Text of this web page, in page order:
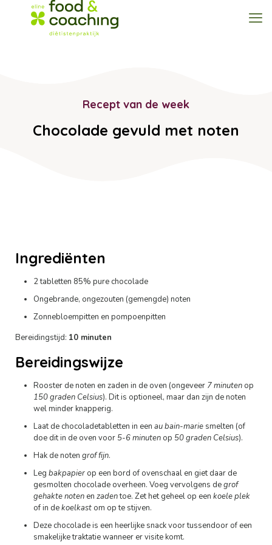
Recept van de week
Chocolade gevuld met noten
Ingrediënten
2 tabletten 85% pure chocolade
Ongebrande, ongezouten (gemengde) noten
Zonnebloempitten en pompoenpitten
Bereidingstijd: 10 minuten
Bereidingswijze
Rooster de noten en zaden in de oven (ongeveer 7 minuten op
150 graden Celsius). Dit is optioneel, maar dan zijn de noten
wel minder knapperig.
Laat de chocoladetabletten in een au bain-marie smelten (of
doe dit in de oven voor 5-6 minuten op 50 graden Celsius).
Hak de noten grof fijn.
Leg bakpapier op een bord of ovenschaal en giet daar de
gesmolten chocolade overheen. Voeg vervolgens degrof
gehakte noten en zadentoe. Zet het geheel op een koele plek
of in dekoelkast om op te stijven.
Deze chocolade is een heerlijke snack voor tussendoor of een
smakelijke traktatie wanneer er visite komt.